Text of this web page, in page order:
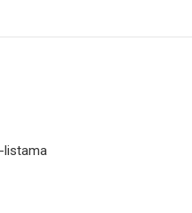
listama